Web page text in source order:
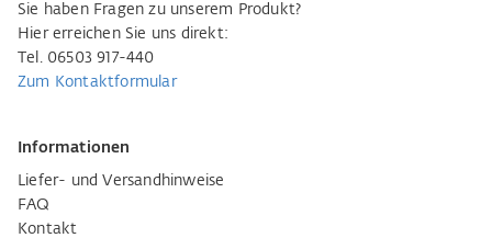
Sie haben Fragen zu unserem Produkt?
Hier erreichen Sie uns direkt:
Tel. 06503 917-440
Zum Kontaktformular
Informationen
Liefer- und Versandhinweise
FAQ
Kontakt